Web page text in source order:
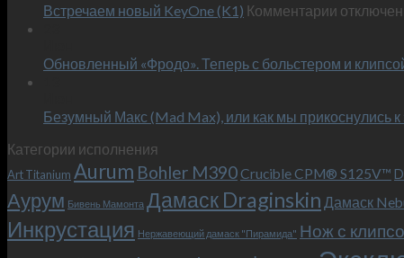
Встречаем новый KeyOne (K1) Комментарии к
новый
Обновленный «Фродо». Теперь с больстером и
Безумный Макс (Mad Max), или как мы прикоснулись
Категории исполнения
Art Titanium Aurum Bohler M390Crucible CPM® S125V™
Аурум Бивень Мамонта Дамаск Draginskin Дамаск
Инкрустация Нержавеющий дамаск "Пирамида" Нож с